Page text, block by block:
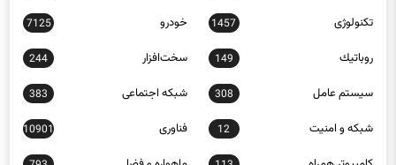
تکنولوژی 1457 خودرو 7125
روباتيك 149 سخت‌افزار 244
سيستم عامل 308 شبكه اجتماعی 383
شبكه و امنيت 12 فناوری 10901